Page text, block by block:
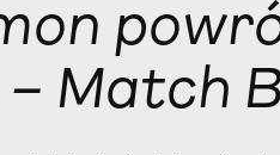
– Match